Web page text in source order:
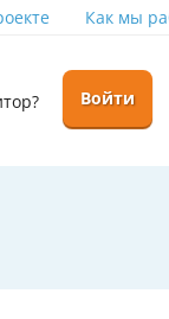
Как мы
Войти